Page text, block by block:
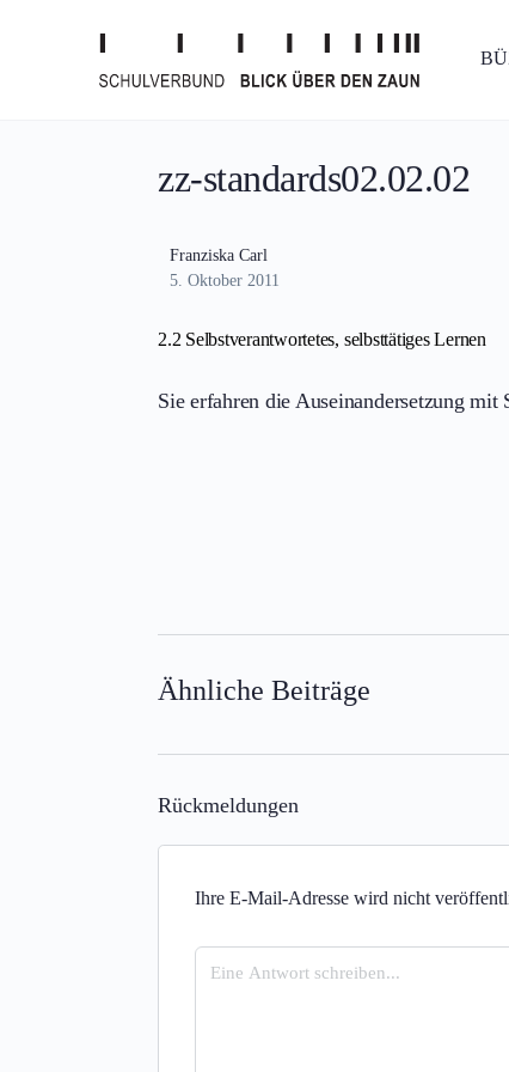
zz-standards02.02.02
Franziska Carl
5. Oktober 2011
2.2 Selbstverantwortetes, selbsttätiges Lernen
Sie erfahren die Auseinandersetzung
Ähnliche Beiträge
Rückmeldungen
Ihre E-Mail-Adresse wird nicht